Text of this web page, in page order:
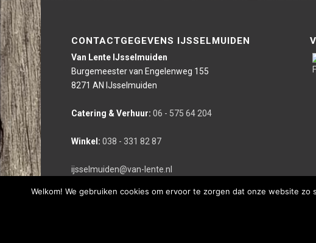
CONTACTGEGEVENS IJSSELMUIDEN
Van Lente IJsselmuiden
Burgemeester van Engelenweg 155
8271 AN IJsselmuiden
Catering & Verhuur: 06 - 575 64 204
Winkel: 038 - 331 82 87
ijsselmuiden@van-lente.nl
Deze website is gerealiseerd door bco reclameburo i.s.m. WebThisSign |
Welkom! We gebruiken cookies om ervoor te zorgen dat onze website